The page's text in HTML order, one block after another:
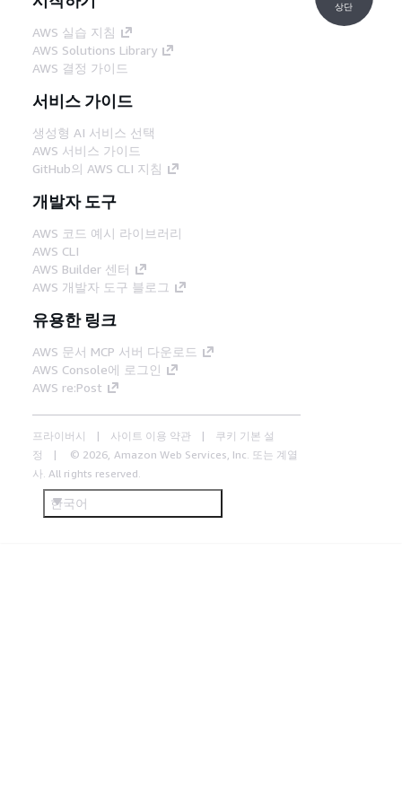
AWS 실습 지침
AWS Solutions Library
AWS 결정 가이드
서비스 가이드
생성형 AI 서비스 선택
AWS 서비스 가이드
GitHub의 AWS CLI 지침
개발자 도구
AWS 코드 예시 라이브러리
AWS CLI
AWS Builder 센터
AWS 개발자 도구 블로그
유용한 링크
AWS 문서 MCP 서버 다운로드
AWS Console에 로그인
AWS re:Post
프라이버시 사이트 이용 약관
쿠키 기본 설
정
© 2026, Amazon Web Services, Inc. 또는 계열
사. All rights reserved.
한국어
상단